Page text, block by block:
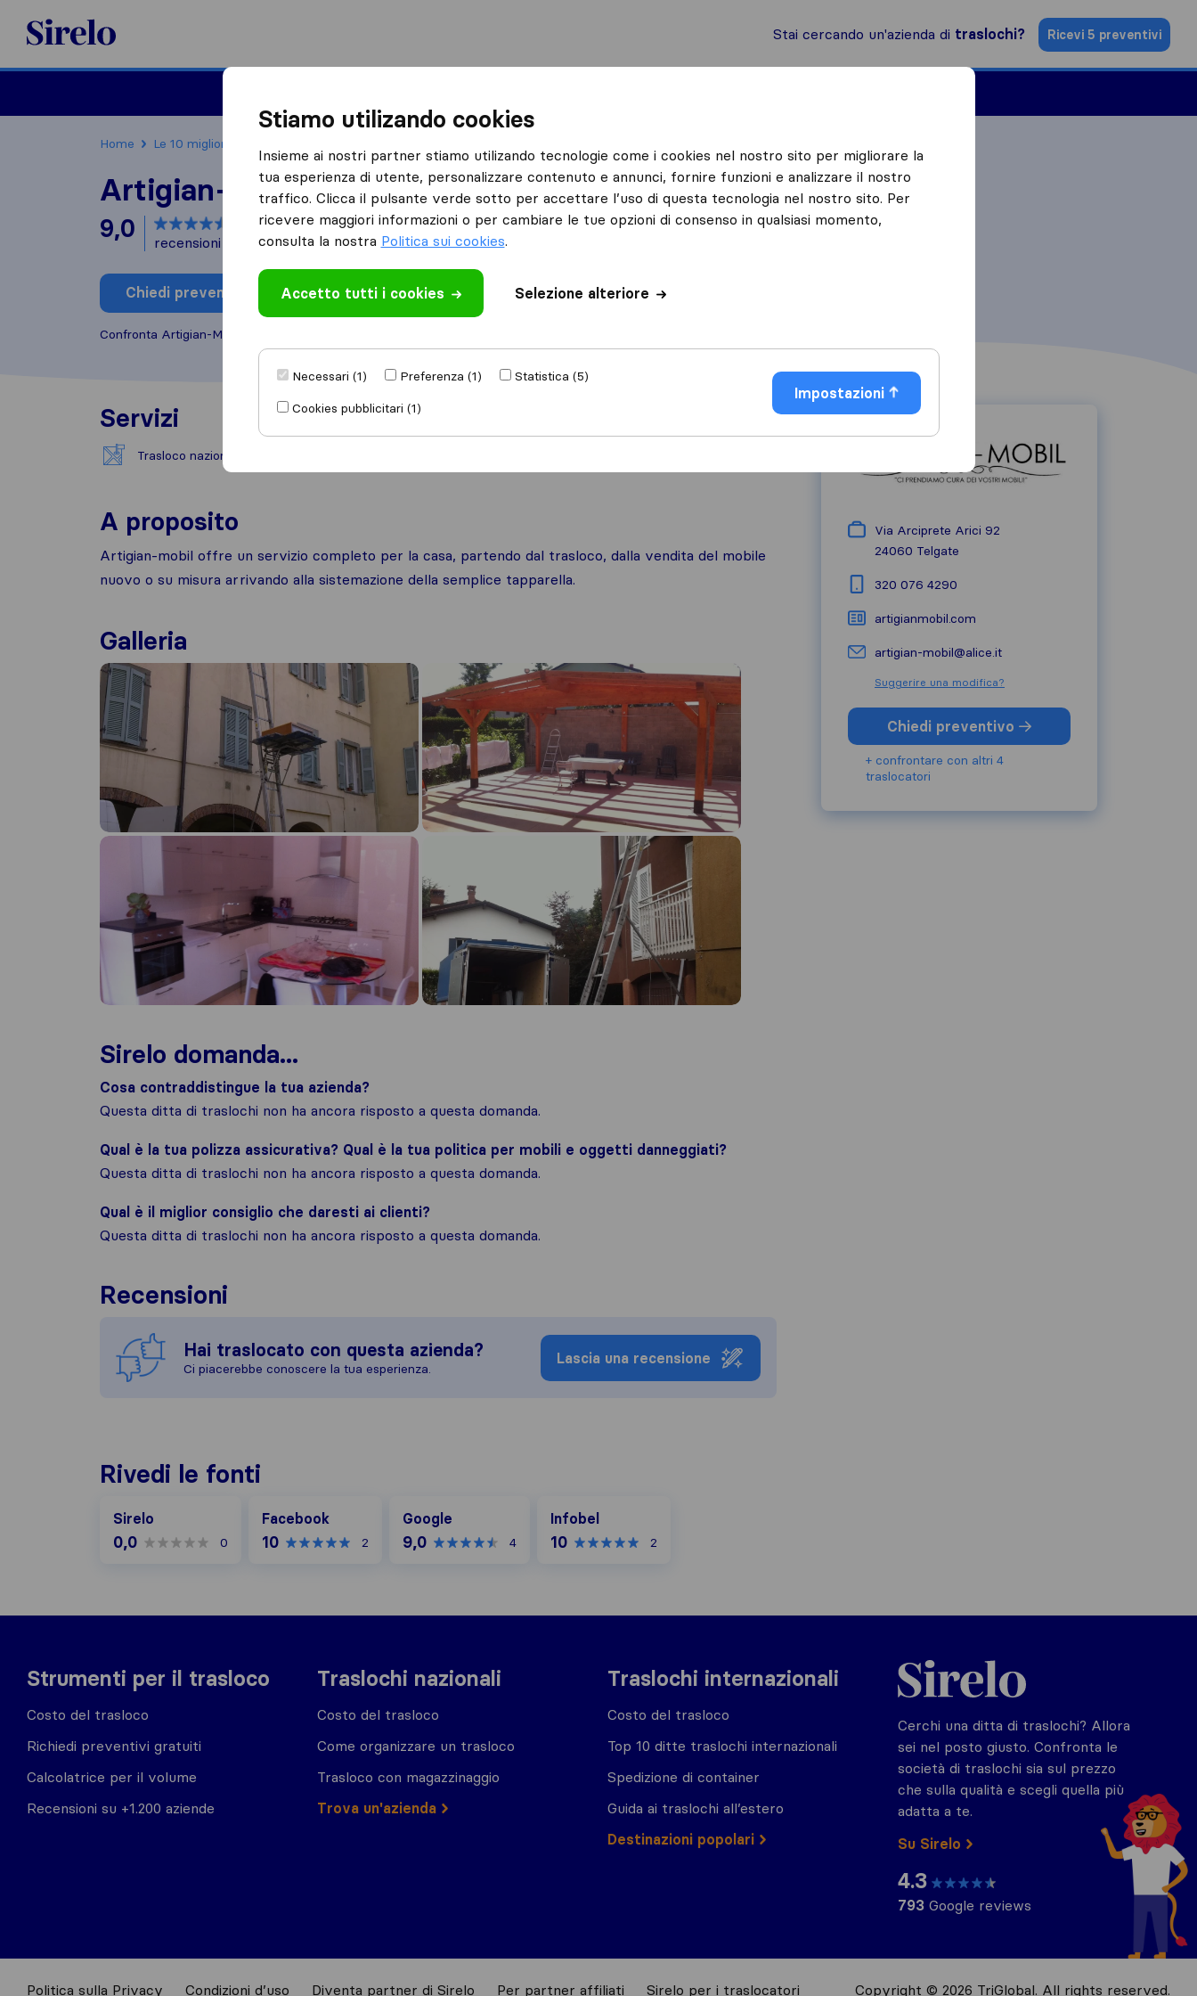
Sirelo.it
Stai cercando un'azienda di traslochi? Ricevi 5 preventivi
Home Le 10 migliori aziende di traslochi in Italia
Artigian-Mobil
9,0 basato su4
recensioni di Sirelo e Google
i
Chiedi preventivo Scrivi una recensione
Confronta Artigian-Mobil con altre
Servizi
Trasloco nazionale
A proposito
Artigian-mobil offre un servizio completo per la casa, partendo dal trasloco, dalla vendita del mobile
nuovo o su misura arrivando alla sistemazione della semplice tapparella.
Galleria
Sirelo domanda...
Cosa contraddistingue la tua azienda?
Questa ditta di traslochi non ha ancora risposto a questa domanda.
Qual è la tua polizza assicurativa? Qual è la tua politica per mobili e oggetti danneggiati?
Questa ditta di traslochi non ha ancora risposto a questa domanda.
Qual è il miglior consiglio che daresti ai clienti?
Questa ditta di traslochi non ha ancora risposto a questa domanda.
Recensioni
Hai traslocato con questa azienda?
Ci piacerebbe conoscere la tua esperienza.
Lascia una recensione
Via Arciprete Arici 92
24060 Telgate
320 076 4290
artigianmobil.com
artigian-mobil@alice.it
Suggerire una modifica?
Chiedi preventivo
+ confrontare con altri 4
traslocatori
Rivedi le fonti
Sirelo
0,0 0
Facebook
10 2
Google
9,0 4
Infobel
10 2
Strumenti per il trasloco
Costo del trasloco
Richiedi preventivi gratuiti
Calcolatrice per il volume
Recensioni su +1.200 aziende
Traslochi nazionali
Costo del trasloco
Come organizzare un trasloco
Trasloco con magazzinaggio
Trova un'azienda
Traslochi internazionali
Costo del trasloco
Top 10 ditte traslochi internazionali
Spedizione di container
Guida ai traslochi all’estero
Destinazioni popolari
Sirelo.it
Cerchi una ditta di traslochi? Allora
sei nel posto giusto. Confronta le
società di traslochi sia sul prezzo
che sulla qualità e scegli quella più
adatta a te.
Su Sirelo
4.3
793 Google reviews
Politica sulla Privacy Condizioni d’uso Diventa partner di Sirelo Per partner affiliati Sirelo per i traslocatori Copyright © 2026 TriGlobal. All rights reserved.
Stiamo utilizando cookies
Insieme ai nostri partner stiamo utilizando tecnologie come i cookies nel nostro sito per migliorare la
tua esperienza di utente, personalizzare contenuto e annunci, fornire funzioni e analizzare il nostro
traffico. Clicca il pulsante verde sotto per accettare l’uso di questa tecnologia nel nostro sito. Per
ricevere maggiori informazioni o per cambiare le tue opzioni di consenso in qualsiasi momento,
consulta la nostra Politica sui cookies.
Accetto tutti i cookies Selezione alteriore
Necessari (1) Preferenza (1)
Statistica (5)
Cookies pubblicitari (1)
Impostazioni